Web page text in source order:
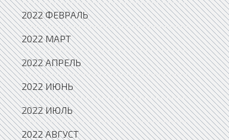
2022 ФЕВРАЛЬ
2022 МАРТ
2022 АПРЕЛЬ
2022 ИЮНЬ
2022 ИЮЛЬ
2022 АВГУСТ